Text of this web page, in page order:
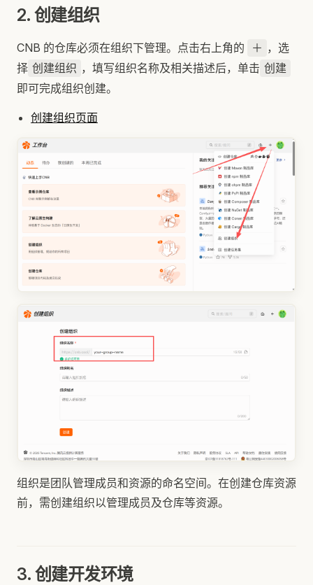
2. 创建组织
CNB 的仓库必须在组织下管理。点击右上角的 ＋ ，选
择 创建组织 ，填写组织名称及相关描述后，单击 创建
即可完成组织创建。
创建组织页面
组织是团队管理成员和资源的命名空间。在创建仓库资源
前，需创建组织以管理成员及仓库等资源。
3. 创建开发环境